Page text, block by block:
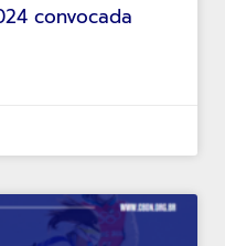
convocada